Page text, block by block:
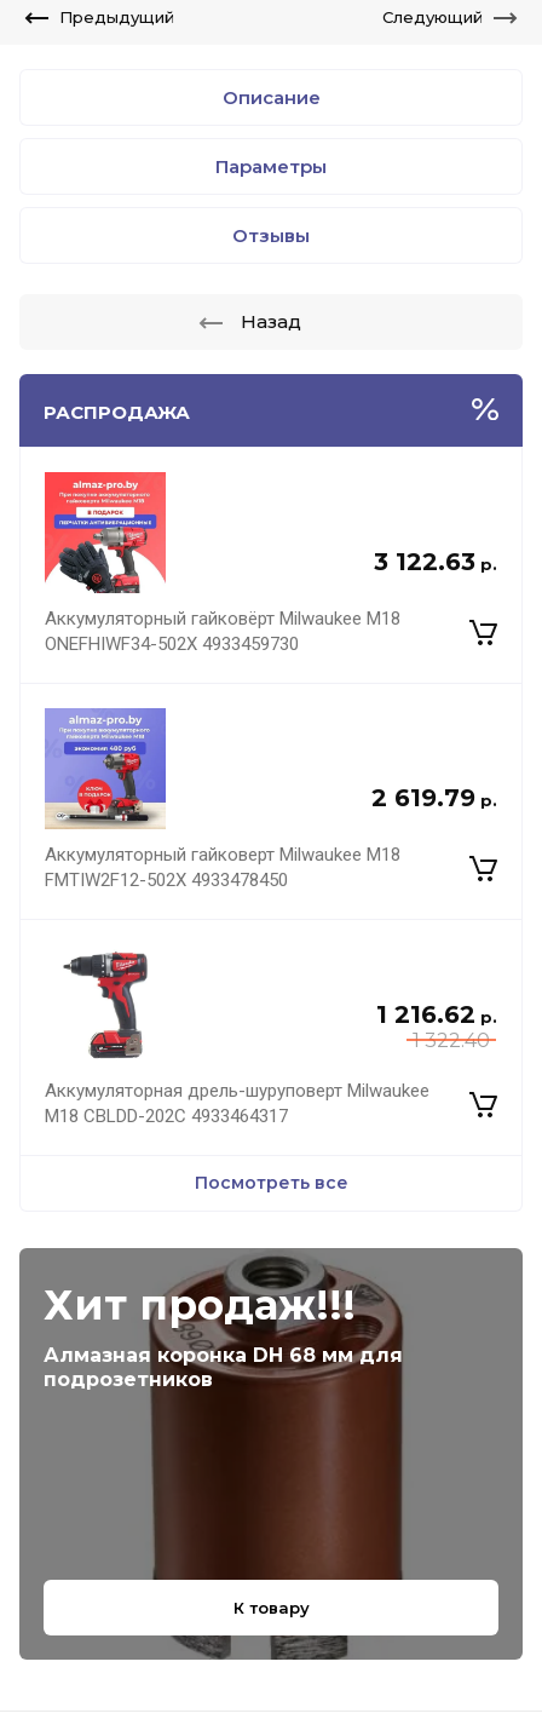
РАСПРОДАЖА
3 122.63 р.
Аккумуляторный гайковёрт Milwaukee M18
ONEFHIWF34-502X 4933459730
2 619.79 р.
Аккумуляторный гайковерт Milwaukee M18
FMTIW2F12-502X 4933478450
1 322.40
1 216.62 р.
Аккумуляторная дрель-шуруповерт Milwaukee
M18 CBLDD-202C 4933464317
Посмотреть все
Хит продаж!!!
Алмазная коронка DH 68 мм для
подрозетников
К товару
Предыдущий Следующий
Описание
Параметры
Отзывы
Назад